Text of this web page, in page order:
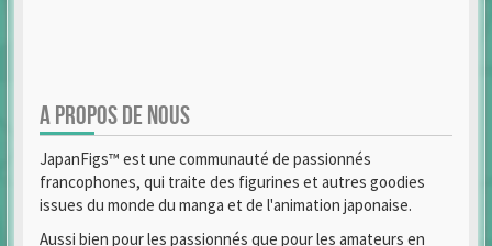
A PROPOS DE NOUS
JapanFigs™ est une communauté de passionnés
francophones, qui traite des figurines et autres goodies
issues du monde du manga et de l'animation japonaise.
Aussi bien pour les passionnés que pour les amateurs en